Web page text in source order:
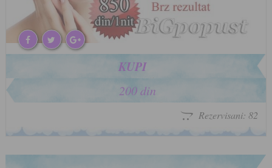
KUPI
200 din
Rezervisani: 82